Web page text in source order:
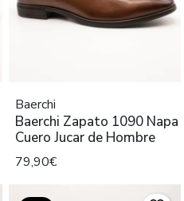
Baerchi
Baerchi Zapato 1090 Napa
Cuero Jucar de Hombre
79,90€